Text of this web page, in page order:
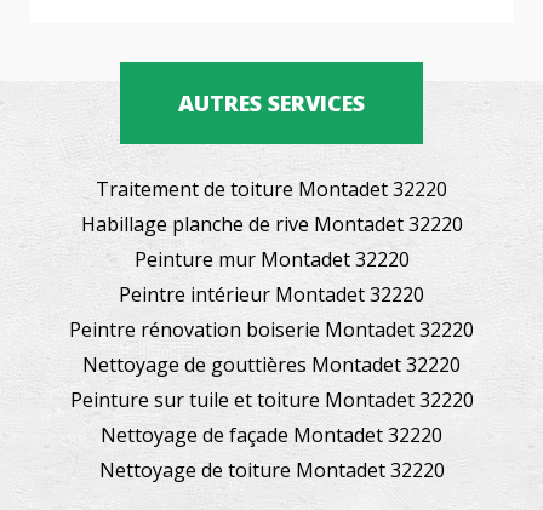
AUTRES SERVICES
Traitement de toiture Montadet 32220
Habillage planche de rive Montadet 32220
Peinture mur Montadet 32220
Peintre intérieur Montadet 32220
Peintre rénovation boiserie Montadet 32220
Nettoyage de gouttières Montadet 32220
Peinture sur tuile et toiture Montadet 32220
Nettoyage de façade Montadet 32220
Nettoyage de toiture Montadet 32220